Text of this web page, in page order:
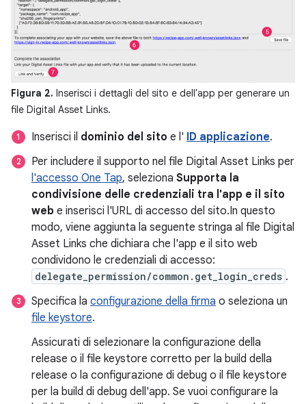
Figura 2. Inserisci i dettagli del sito e dell'app per generare un
file Digital Asset Links.
Inserisci il dominio del sito e l' ID applicazione.
Per includere il supporto nel file Digital Asset Links per
l'accesso One Tap, seleziona Supporta la
condivisione delle credenziali tra l'app e il sito
web e inserisci l'URL di accesso del sito.In questo
modo, viene aggiunta la seguente stringa al file Digital
Asset Links che dichiara che l'app e il sito web
condividono le credenziali di accesso:
delegate_permission/common.get_login_creds .
Specifica la configurazione della firma o seleziona un
file keystore.
Assicurati di selezionare la configurazione della
release o il file keystore corretto per la build della
release o la configurazione di debug o il file keystore
per la build di debug dell'app. Se vuoi configurare la